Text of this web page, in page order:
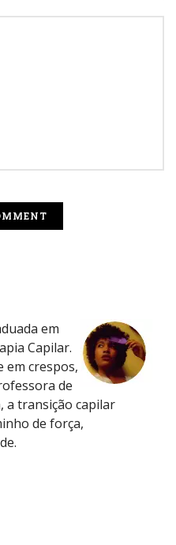
em
Capilar.
em crespos,
de
a transição capilar
de força,